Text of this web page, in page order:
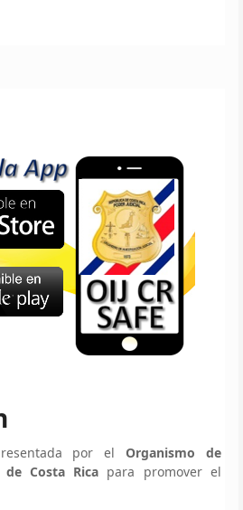
por el Organismo de
de Costa Rica para promover el